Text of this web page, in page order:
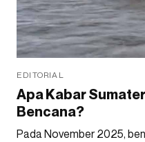
EDITORIAL
Apa Kabar
Bencana?
Pada November 2025,